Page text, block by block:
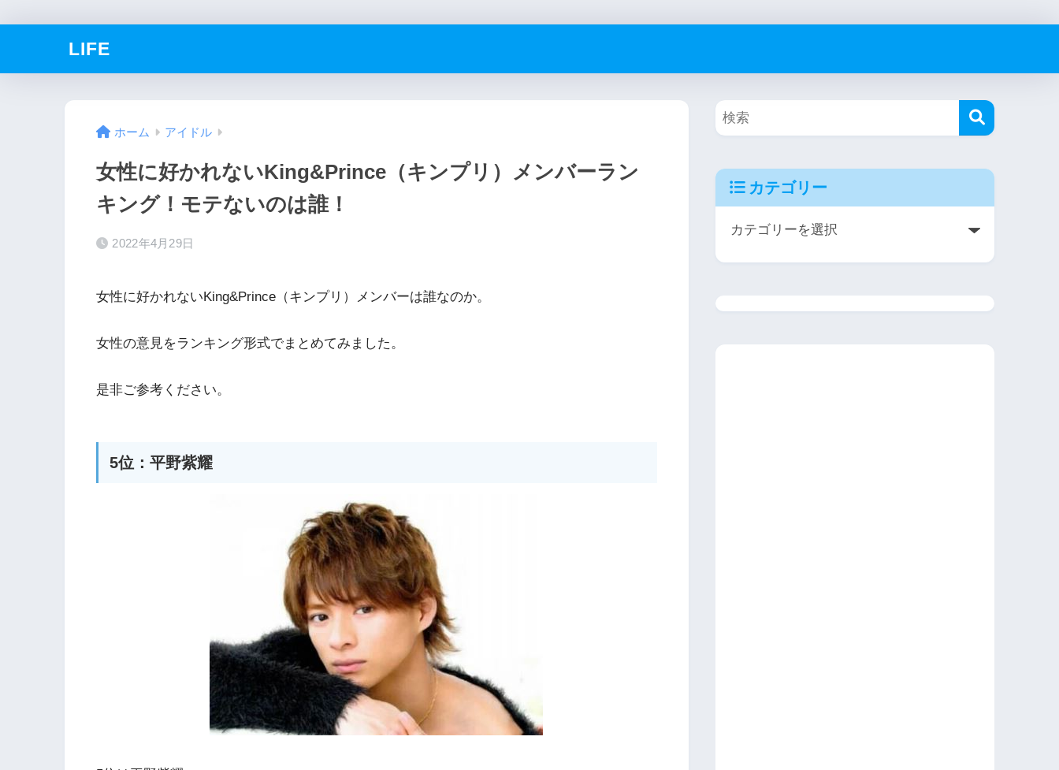
LIFE
ホーム アイドル
女性に好かれないKing&Prince（キンプリ）メンバーラン
キング！モテないのは誰！
2022年4月29日
女性に好かれないKing&Prince（キンプリ）メンバーは誰なのか。
女性の意見をランキング形式でまとめてみました。
是非ご参考ください。
5位：平野紫耀
カテゴリー